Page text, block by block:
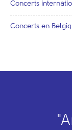
Concerts
Concerts en
"A